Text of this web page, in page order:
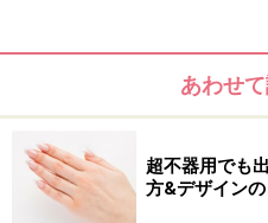
あわせ
超不器用でも
方&デザイン